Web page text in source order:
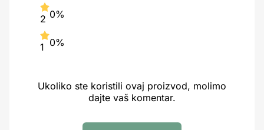
2 0%
1 0%
Ukoliko ste koristili ovaj proizvod, molimo
dajte vaš komentar.